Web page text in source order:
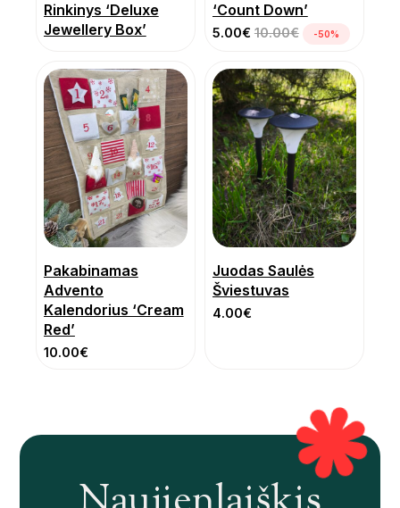
Rinkinys ‘Deluxe
Jewellery Box’
‘Count Down’
5.00€ 10.00€ -50%
Pakabinamas
Advento
Kalendorius ‘Cream
Red’
10.00€
Juodas Saulės
Šviestuvas
4.00€